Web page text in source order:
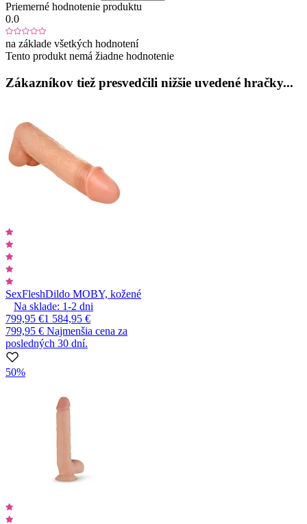
Priemerné hodnotenie produktu
0.0
na základe všetkých hodnotení
Tento produkt nemá žiadne hodnotenie
Zákazníkov tiež presvedčili nižšie uvedené hračky...
SexFleshDildo MOBY, kožené
Na sklade: 1-2 dni
799,95 €1 584,95 €
799,95 € Najmenšia cena za
posledných 30 dní.
50%